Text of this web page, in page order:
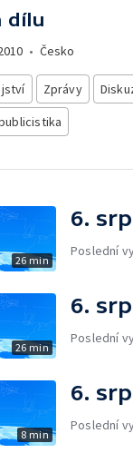
dílu
• Česko
Zprávy
26 min
6.
Poslední
26 min
6.
Poslední
8 min
6.
Poslední